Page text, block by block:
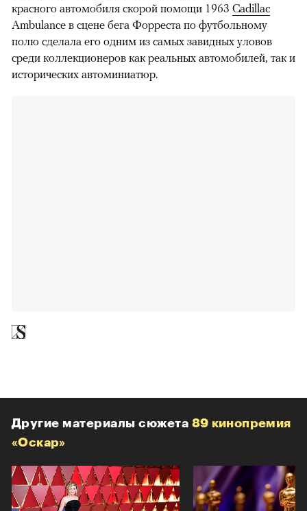
красного автомобиля скорой помощи 1963 Cadillac
Ambulance в сцене бега Форреста по футбольному
полю сделала его одним из самых завидных уловов
среди коллекционеров как реальных автомобилей, так и
исторических автоминиатюр.
Другие материалы сюжета 89 кинопремия
«Оскар»